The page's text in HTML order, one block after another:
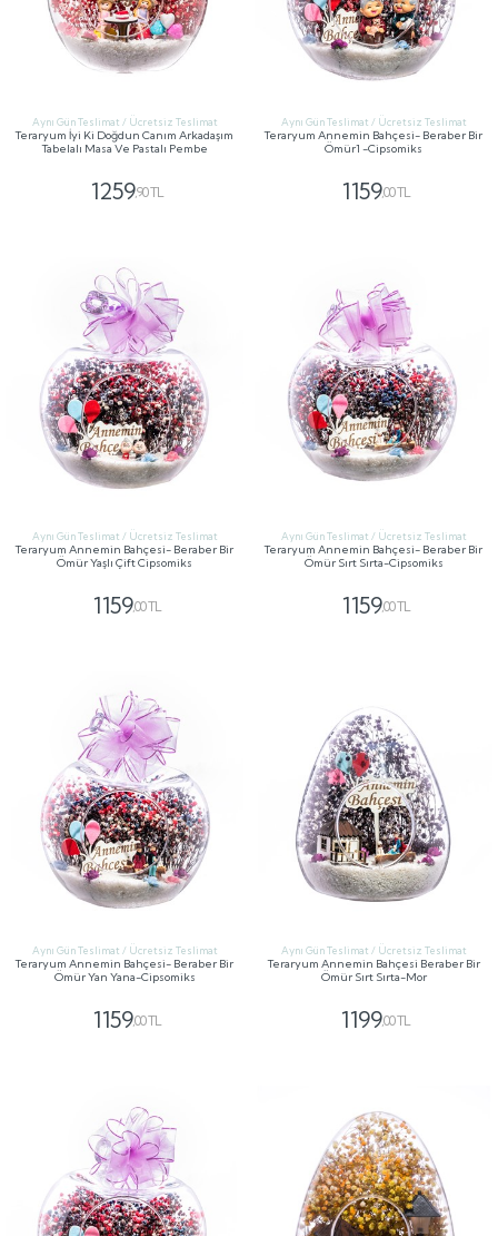
Aynı Gün Teslimat / Ücretsiz Teslimat
Teraryum İyi Ki Doğdun Canım Arkadaşım
Tabelalı Masa Ve Pastalı Pembe
1259,90 TL
Aynı Gün Teslimat / Ücretsiz Teslimat
Teraryum Annemin Bahçesi- Beraber Bir
Ömür1 -Cipsomiks
1159,00 TL
Aynı Gün Teslimat / Ücretsiz Teslimat
Teraryum Annemin Bahçesi- Beraber Bir
Ömür Yaşlı Çift Cipsomiks
1159,00 TL
Aynı Gün Teslimat / Ücretsiz Teslimat
Teraryum Annemin Bahçesi- Beraber Bir
Ömür Sırt Sırta-Cipsomiks
1159,00 TL
Aynı Gün Teslimat / Ücretsiz Teslimat
Teraryum Annemin Bahçesi- Beraber Bir
Ömür Yan Yana-Cipsomiks
1159,00 TL
Aynı Gün Teslimat / Ücretsiz Teslimat
Teraryum Annemin Bahçesi Beraber Bir
Ömür Sırt Sırta-Mor
1199,00 TL